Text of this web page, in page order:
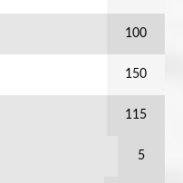
100
150
115
5